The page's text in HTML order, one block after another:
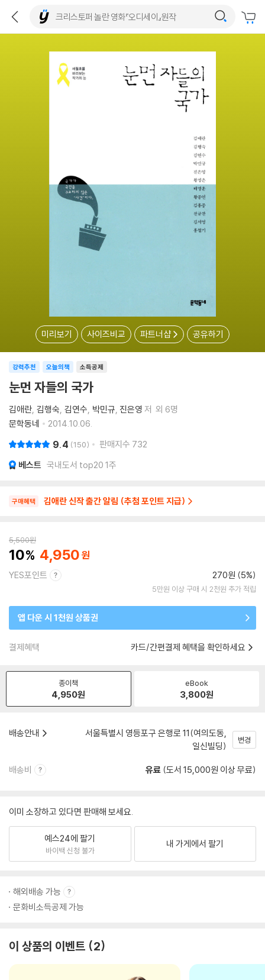
미리보기 사이즈비교 파트너샵 공유하기
소득공제
강력추천 오늘의책
눈먼 자들의 국가
김애란 김행숙 김연수 박민규 진은영 저 외 6명
문학동네
2014.10.06.
9.4 150 판매지수 732
베스트 국내도서 top20 1주
구매혜택 김애란 신작 출간 알림 (추첨 포인트 지급)
5,500원
10 4,950
YES포인트 270원 (5%)
5만원 이상 구매 시 2천원 추가 적립
앱 다운 시 1천원 상품권
결제혜택 카드/간편결제 혜택을 확인하세요
종이책
4,950원
eBook
3,800원
배송안내
서울특별시 영등포구 은행로 11(여의도동,
일신빌딩)
변경
배송비 유료 (도서 15,000원 이상 무료)
이미 소장하고 있다면 판매해 보세요.
예스24에 팔기
바이백 신청 불가
내 가게에서 팔기
해외배송 가능
문화비소득공제 가능
이 상품의 이벤트 2